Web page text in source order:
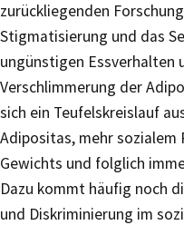
zurückliegenden
Stigmatisierung und das
ungünstigen Essverhalten
Verschlimmerung der
sich ein Teufelskreislauf
Adipositas, mehr sozialem
Gewichts und folglich
Dazu kommt häufig noch
und Diskriminierung im